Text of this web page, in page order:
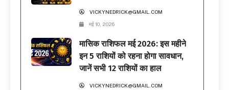
VICKYNEDRICK@GMAIL.COM
मई 10, 2026
मासिक राशिफल मई 2026: इस महीने
इन 5 राशियों को रहना होगा सावधान,
जानें सभी 12 राशियों का हाल
VICKYNEDRICK@GMAIL.COM